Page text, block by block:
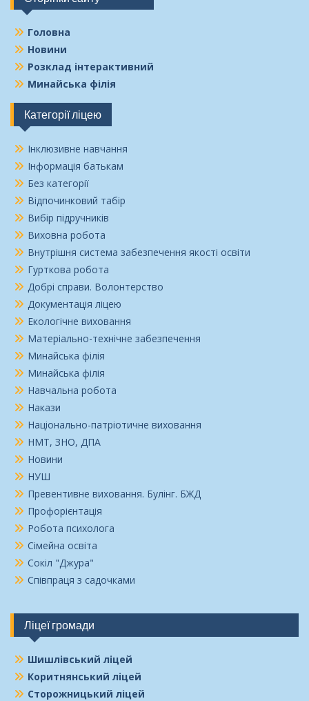
Головна
Новини
Розклад інтерактивний
Минайська філія
Категорії ліцею
Інклюзивне навчання
Інформація батькам
Без категорії
Відпочинковий табір
Вибір підручників
Виховна робота
Внутрішня система забезпечення якості освіти
Гурткова робота
Добрі справи. Волонтерство
Документація ліцею
Екологічне виховання
Матеріально-технічне забезпечення
Минайська філія
Минайська філія
Навчальна робота
Накази
Національно-патріотичне виховання
НМТ, ЗНО, ДПА
Новини
НУШ
Превентивне виховання. Булінг. БЖД
Профорієнтація
Робота психолога
Сімейна освіта
Сокіл "Джура"
Співпраця з садочками
Ліцеї громади
Шишлівський ліцей
Коритнянський ліцей
Сторожницький ліцей